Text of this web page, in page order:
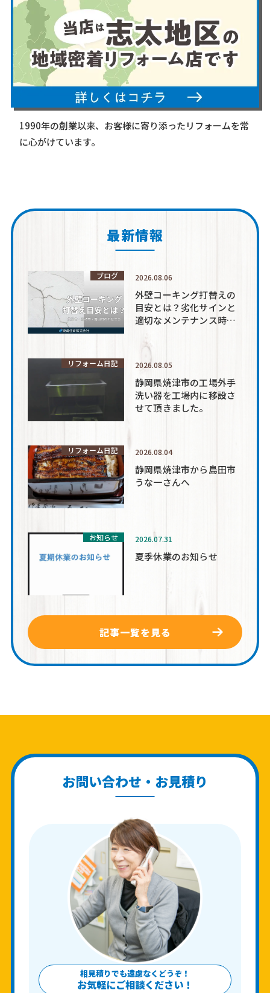
1990年の創業以来、お客様に寄り添ったリフォームを常
に心がけています。
最新情報
ブログ 2026.08.06
外壁コーキング打替えの
目安とは？劣化サインと
適切なメンテナンス時期
リフォーム日記 2026.08.05
静岡県焼津市の工場外手
洗い器を工場内に移設さ
せて頂きました。
リフォーム日記 2026.08.04
静岡県焼津市から島田市
うな一さんへ
お知らせ 2026.07.31
夏季休業のお知らせ
記事一覧を見る
お問い合わせ・お見積り
相見積りでも遠慮なくどうぞ！
お気軽にご相談ください！